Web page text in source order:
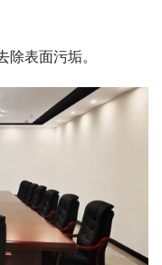
表面污垢。